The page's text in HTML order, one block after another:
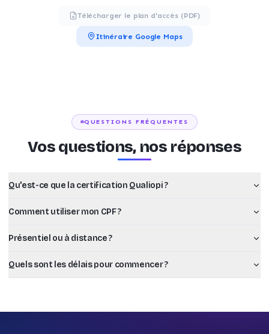
Télécharger le plan d'accès (PDF)
Itinéraire Google Maps
QUESTIONS FRÉQUENTES
Vos questions, nos réponses
Qu'est-ce que la certification Qualiopi ?
Comment utiliser mon CPF ?
Présentiel ou à distance ?
Quels sont les délais pour commencer ?